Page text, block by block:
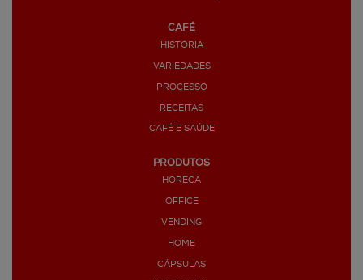
CAFÉ
HISTÓRIA
VARIEDADES
PROCESSO
RECEITAS
CAFÉ E SAÚDE
PRODUTOS
HORECA
OFFICE
VENDING
HOME
CÁPSULAS